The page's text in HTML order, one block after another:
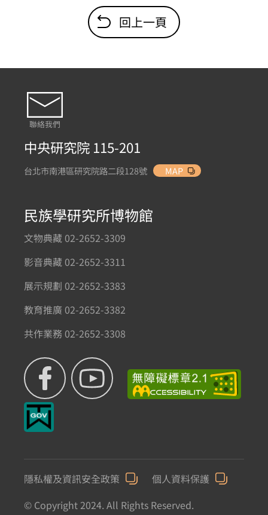
回上一頁
聯絡我們
中央研究院 115-201
台北市南港區研究院路二段128號 MAP
民族學研究所博物館
文物典藏 02-2652-3309
影音典藏 02-2652-3311
展示規劃 02-2652-3383
教育推廣 02-2652-3382
共作業務 02-2652-3308
隱私權及資訊安全政策
個人資料保護
© Copyright 2024. All Rights Reserved.